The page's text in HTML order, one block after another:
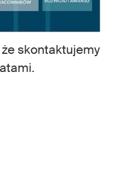
skontaktujemy